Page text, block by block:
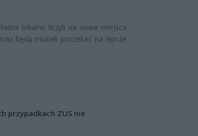
lokalne liczyli na nowe miejsca
będą musieli poczekać na lepsze
przypadkach ZUS nie